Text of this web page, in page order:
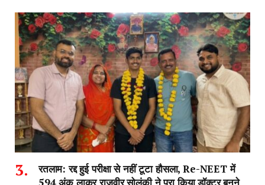
रतलाम: रद्द हुई परीक्षा से नहीं टूटा हौसला, Re-NEET में
594 अंक लाकर राजवीर सोलंकी ने पूरा किया डॉक्टर बनने